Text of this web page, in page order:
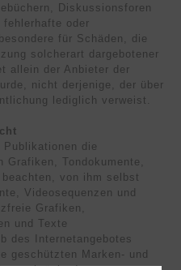
Diskussionsforen
oder
für Schäden, die
solcherart dargebotener
allein der Anbieter der
nicht derjenige, der über
lediglich verweist.
die
Grafiken, Tondokumente,
von ihm selbst
Videosequenzen und
Grafiken,
und Texte
des Internetangebotes
geschützten Marken- und